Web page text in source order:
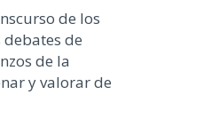
de los
de
de la
y valorar de